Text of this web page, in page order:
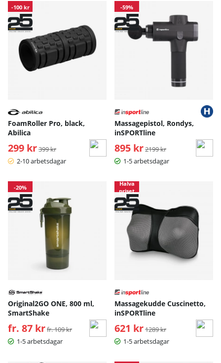
-100 kr
FoamRoller Pro, black,
Abilica
299 kr Ordinarie pris:
399 kr
2-10 arbetsdagar
-59%
Massagepistol, Rondys,
inSPORTline
895 kr Ordinarie pris:
2199 kr
1-5 arbetsdagar
-20%
Original2GO ONE, 800 ml,
SmartShake
fr. 87 kr Ordinarie pris:
fr. 109 kr
1-5 arbetsdagar
Halva
priset
Massagekudde Cuscinetto,
inSPORTline
621 kr Ordinarie pris:
1289 kr
1-5 arbetsdagar